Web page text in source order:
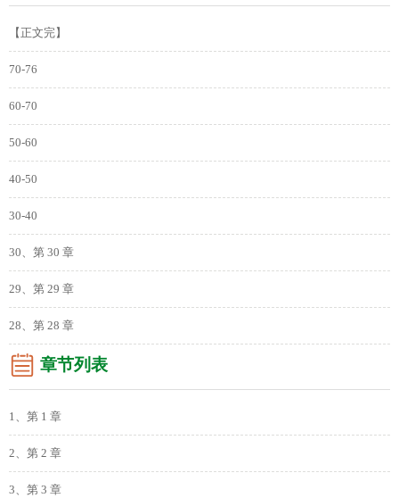
【正文完】
70-76
60-70
50-60
40-50
30-40
30、第 30 章
29、第 29 章
28、第 28 章
章节列表
1、第 1 章
2、第 2 章
3、第 3 章